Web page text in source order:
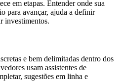
em etapas. Entender onde sua
para avançar, ajuda a definir
investimentos.
e bem delimitadas dentro dos
usam assistentes de
sugestões em linha e